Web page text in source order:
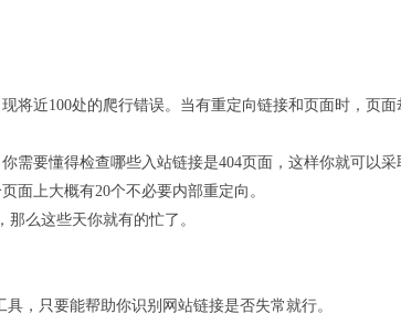
将近100处的爬行错误。当有重定向链接和页面时，页
要懂得检查哪些入站链接是404页面，这样你就可以采
面上大概有20个不必要内部重定向。
么这些天你就有的忙了。
，只要能帮助你识别网站链接是否失常就行。